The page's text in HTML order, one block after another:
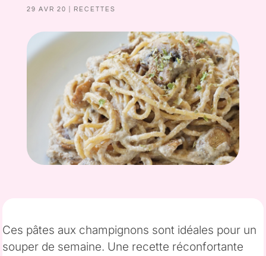
29 AVR 20 RECETTES
Ces pâtes aux champignons sont idéales pour un
souper de semaine. Une recette réconfortante